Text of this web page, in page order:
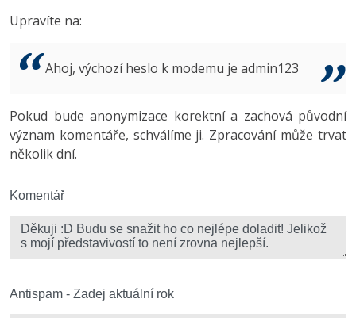
Best practices
Copywriter
WordPress specialista
Algoritmy -41%
Umělá inteligence (AI) -10%
Fórum
Windows
Kybernetická bezpečnost
Fórum
Upravíte na:
Ahoj, výchozí heslo k modemu je admin123
Pokud bude anonymizace korektní a zachová původní
význam komentáře, schválíme ji. Zpracování může trvat
několik dní.
Komentář
Antispam - Zadej aktuální rok